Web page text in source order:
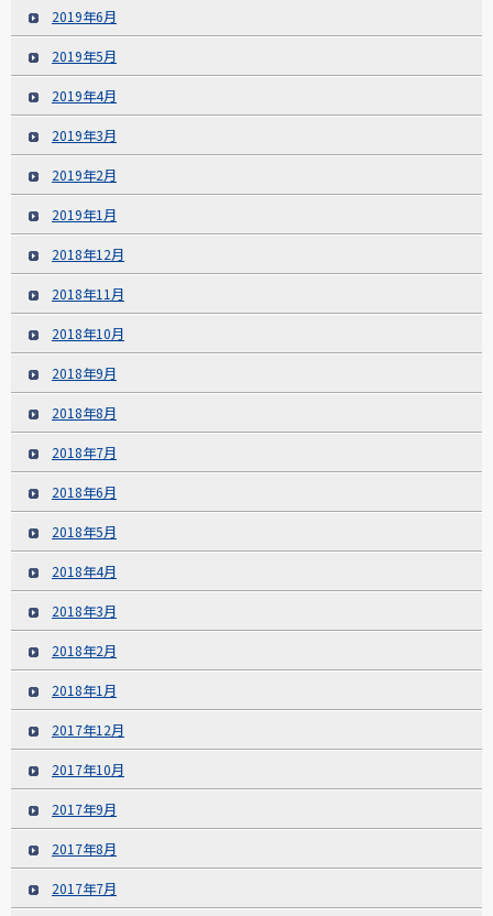
2019年6月
2019年5月
2019年4月
2019年3月
2019年2月
2019年1月
2018年12月
2018年11月
2018年10月
2018年9月
2018年8月
2018年7月
2018年6月
2018年5月
2018年4月
2018年3月
2018年2月
2018年1月
2017年12月
2017年10月
2017年9月
2017年8月
2017年7月